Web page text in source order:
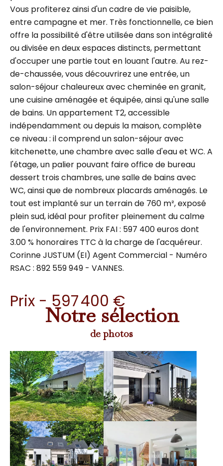
Vous profiterez ainsi d'un cadre de vie paisible,
entre campagne et mer. Très fonctionnelle, ce bien
offre la possibilité d'être utilisée dans son intégralité
ou divisée en deux espaces distincts, permettant
d'occuper une partie tout en louant l'autre. Au rez-
de-chaussée, vous découvrirez une entrée, un
salon-séjour chaleureux avec cheminée en granit,
une cuisine aménagée et équipée, ainsi qu'une salle
de bains. Un appartement T2, accessible
indépendamment ou depuis la maison, complète
ce niveau : il comprend un salon-séjour avec
kitchenette, une chambre avec salle d'eau et WC. A
l'étage, un palier pouvant faire office de bureau
dessert trois chambres, une salle de bains avec
WC, ainsi que de nombreux placards aménagés. Le
tout est implanté sur un terrain de 760 m², exposé
plein sud, idéal pour profiter pleinement du calme
de l'environnement. Prix FAI : 597 400 euros dont
3.00 % honoraires TTC à la charge de l'acquéreur.
Corinne JUSTUM (EI) Agent Commercial - Numéro
RSAC : 892 559 949 - VANNES.
Prix - 597 400 €
Notre sélection
de photos